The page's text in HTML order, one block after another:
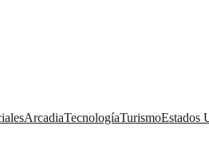
ArcadiaTecnologíaTurismoEstados